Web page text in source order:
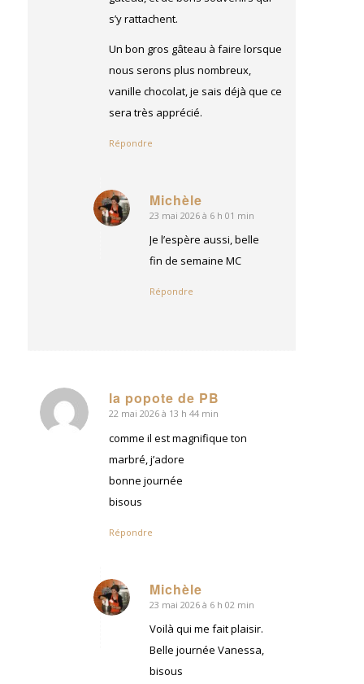
s’y rattachent.
Un bon gros gâteau à faire lorsque
nous serons plus nombreux,
vanille chocolat, je sais déjà que ce
sera très apprécié.
Répondre
Michèle
dit
23 mai 2026 à 6 h 01 min
Je l’espère aussi, belle
fin de semaine MC
Répondre
la popote de PB
dit
22 mai 2026 à 13 h 44 min
comme il est magnifique ton
marbré, j’adore
bonne journée
bisous
Répondre
Michèle
dit
23 mai 2026 à 6 h 02 min
Voilà qui me fait plaisir.
Belle journée Vanessa,
bisous